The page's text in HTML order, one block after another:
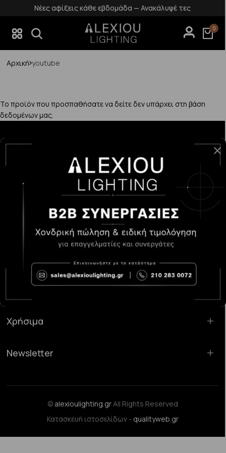
Νέες αφίξεις κάθε εβδομάδα — Ανακάλυψέ τες
0
Αρχική youtube
Το προϊόν που προσπαθήσατε να δείτε δεν υπάρχει στη βάση
δεδομένων μας.
Κατάστημα Χαλάνδρι:Σαρανταπόρου 55, 15232, Χαλάνδρι
sales@alexioulighting.gr
210 283 0072
6983123181
Χρήσιμα
Newsletter
© alexioulighting.grAll Rights Reserved
Κατασκευή ιστοσελίδων - qualityweb.gr